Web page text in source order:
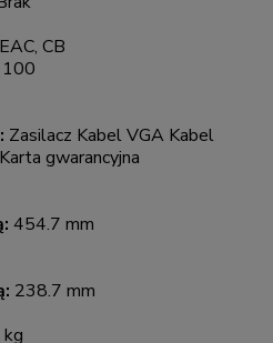
CB
Zasilacz Kabel VGA Kabel
gwarancyjna
454.7 mm
238.7 mm